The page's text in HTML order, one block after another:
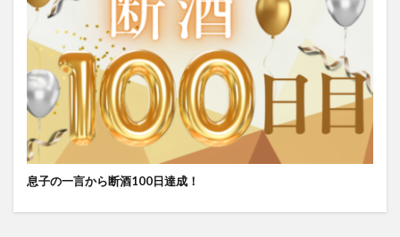
息子の一言から断酒100日達成！